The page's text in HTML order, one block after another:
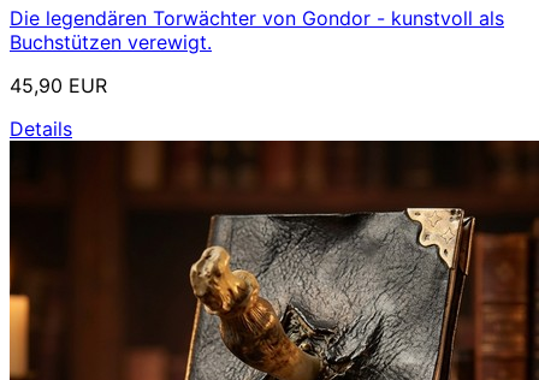
Die legendären Torwächter von Gondor - kunstvoll als
Buchstützen verewigt.
45,90 EUR
Details